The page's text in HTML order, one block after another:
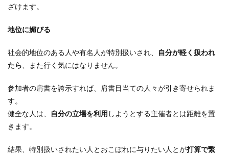
ざけます。
地位に媚びる
社会的地位のある人や有名人が特別扱いされ、
自分が軽く扱われ
たら 、また行く気にはなりません。
参加者の肩書を誇示すれば、肩書目当ての人々が引き寄せられま
す。
健全な人は、
自分の立場を利用 しようとする主催者とは距離を置
きます。
結果、特別扱いされたい人とおこぼれに与りたい人とが打算で繋